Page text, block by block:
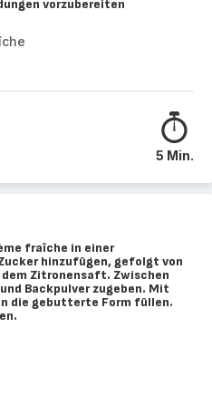
vorzubereiten
5 Min.
fraîche in einer
hinzufügen, gefolgt von
dem Zitronensaft. Zwischen
Backpulver zugeben. Mit
die gebutterte Form füllen.